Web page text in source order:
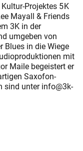
Projektes 5 K
Mayall & Friends
3K in der
umgeben von
Blues in die Wiege
mit
Maile begeistert er
Saxofon-
sind unter info@3k-